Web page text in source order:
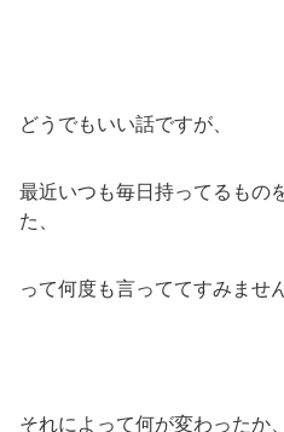
どうでもいい話ですが、
最近いつも毎日持ってるもの
た、
って何度も言っててすみません
それによって何が変わったか